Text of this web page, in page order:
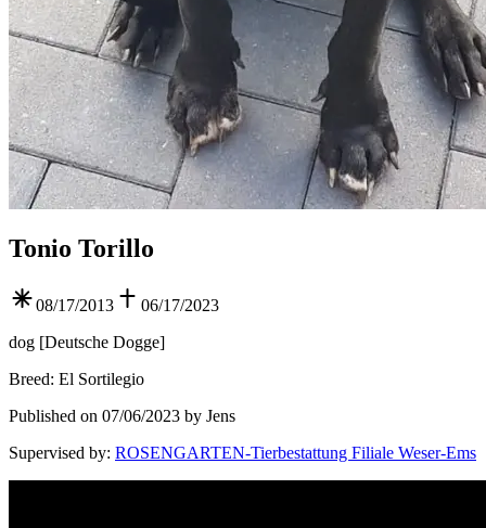
Tonio Torillo
08/17/2013
06/17/2023
dog [Deutsche Dogge]
Breed: El Sortilegio
Published on 07/06/2023 by Jens
Supervised by: ROSENGARTEN-Tierbestattung Filiale Weser-Ems